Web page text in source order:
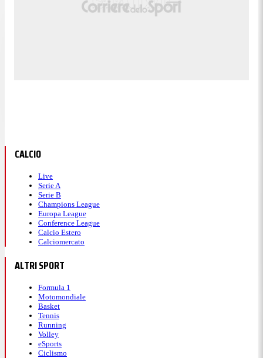
CALCIO
Live
Serie A
Serie B
Champions League
Europa League
Conference League
Calcio Estero
Calciomercato
ALTRI SPORT
Formula 1
Motomondiale
Basket
Tennis
Running
Volley
eSports
Ciclismo